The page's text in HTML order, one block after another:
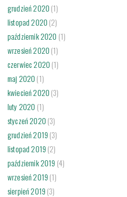
grudzień 2020 (1)
listopad 2020 (2)
październik 2020 (1)
wrzesień 2020 (1)
czerwiec 2020 (1)
maj 2020 (1)
kwiecień 2020 (3)
luty 2020 (1)
styczeń 2020 (3)
grudzień 2019 (3)
listopad 2019 (2)
październik 2019 (4)
wrzesień 2019 (1)
sierpień 2019 (3)